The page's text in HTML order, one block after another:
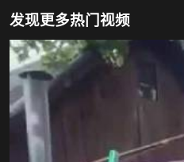
发现更多热门视频